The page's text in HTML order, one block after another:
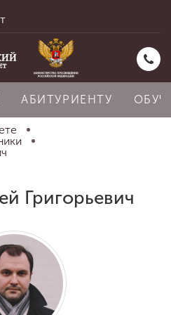
АБИТУРИЕНТУ
Григорьевич